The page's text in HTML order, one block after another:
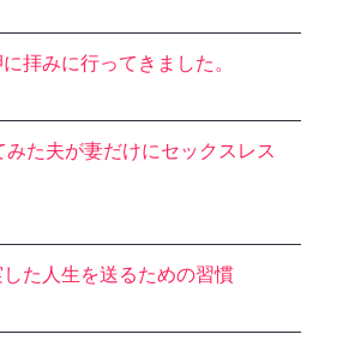
拝みに行ってきました。
た夫が妻だけにセックスレス
た人生を送るための習慣